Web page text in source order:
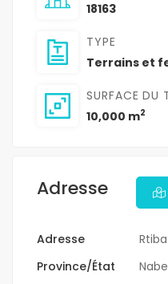
18163
TYPE
Terrains et
SURFACE DU
10,000 m2
Adresse
Adresse
Rtiba
Province/État